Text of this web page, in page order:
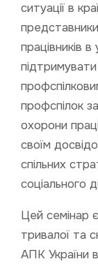
ситуації в
працівників
профспілок
охорони
своїм
спільних
соціального
Цей семінар
тривалої та
АПК України